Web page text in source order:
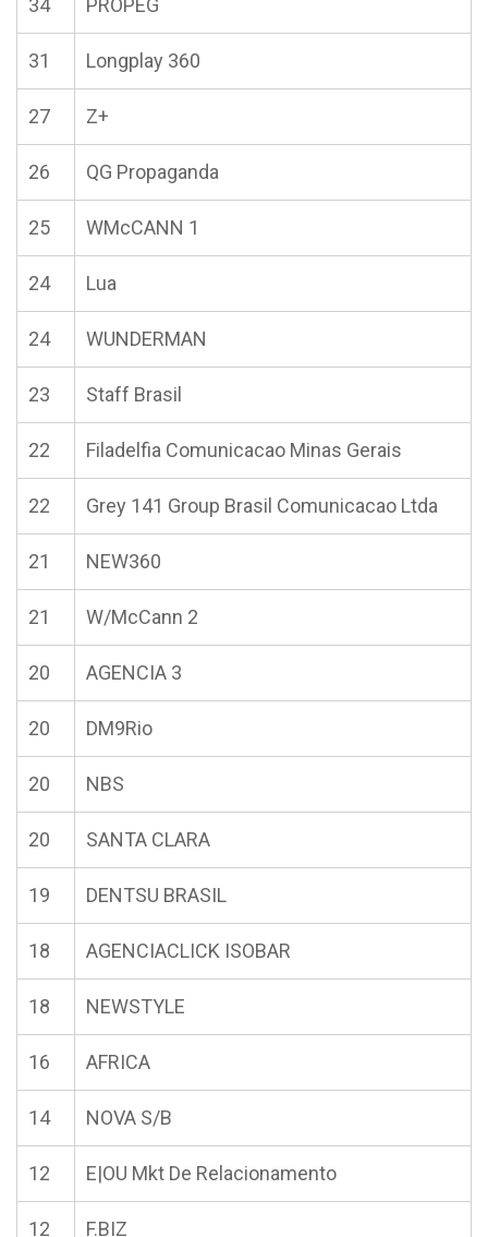
34 PROPEG
31 Longplay 360
27 Z+
26 QG Propaganda
25 WMcCANN 1
24 Lua
24 WUNDERMAN
23 Staff Brasil
22 Filadelfia Comunicacao Minas Gerais
22 Grey 141 Group Brasil Comunicacao Ltda
21 NEW360
21 W/McCann 2
20 AGENCIA 3
20 DM9Rio
20 NBS
20 SANTA CLARA
19 DENTSU BRASIL
18 AGENCIACLICK ISOBAR
18 NEWSTYLE
16 AFRICA
14 NOVA S/B
12 E|OU Mkt De Relacionamento
12 F.BIZ